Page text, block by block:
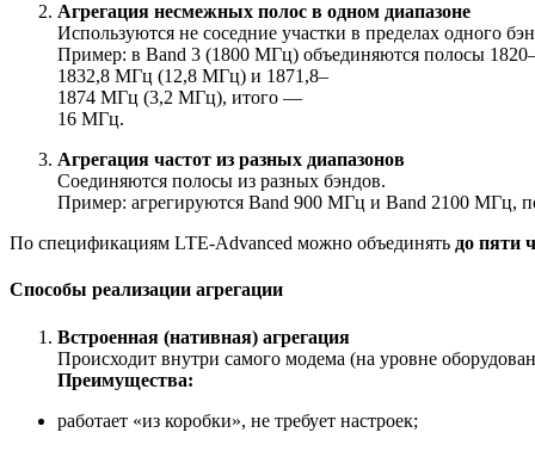
Агрегация несмежных полос в одном диапазоне
Используются не соседние участки в пределах одного
Пример: в Band 3 (1800 МГц) объединяются полосы
1832,8 МГц (12,8 МГц) и 1871,8–
1874 МГц (3,2 МГц), итого —
16 МГц.
Агрегация частот из разных диапазонов
Соединяются полосы из разных бэндов.
Пример: агрегируются Band 900 МГц и Band 2100 МГц,
По спецификациям LTE‑Advanced можно объединять до пяти
Способы реализации агрегации
Встроенная (нативная) агрегация
Происходит внутри самого модема (на уровне
Преимущества:
работает «из коробки», не требует настроек;